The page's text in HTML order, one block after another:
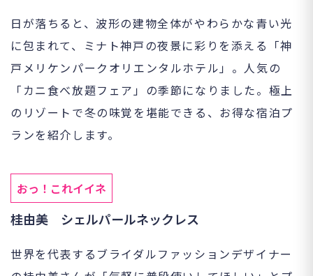
日が落ちると、波形の建物全体がやわらかな青い光
に包まれて、ミナト神戸の夜景に彩りを添える「神
戸メリケンパークオリエンタルホテル」。人気の
「カニ食べ放題フェア」の季節になりました。極上
のリゾートで冬の味覚を堪能できる、お得な宿泊プ
ランを紹介します。
おっ！これイイネ
桂由美 シェルパールネックレス
世界を代表するブライダルファッションデザイナー